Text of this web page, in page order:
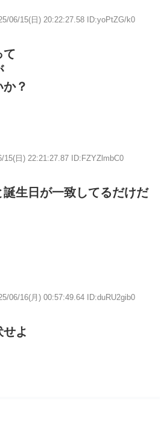
06/15(日) 20:22:27.58 ID:yoPtZG/k0
て
？
15(日) 22:21:27.87 ID:FZYZlmbC0
生日が一致してるだけだ
06/16(月) 00:57:49.64 ID:duRU2gib0
よ